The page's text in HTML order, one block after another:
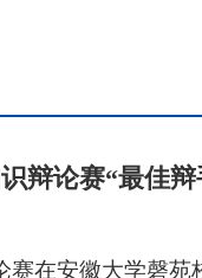
辩论赛“最佳
赛在安徽大学磬